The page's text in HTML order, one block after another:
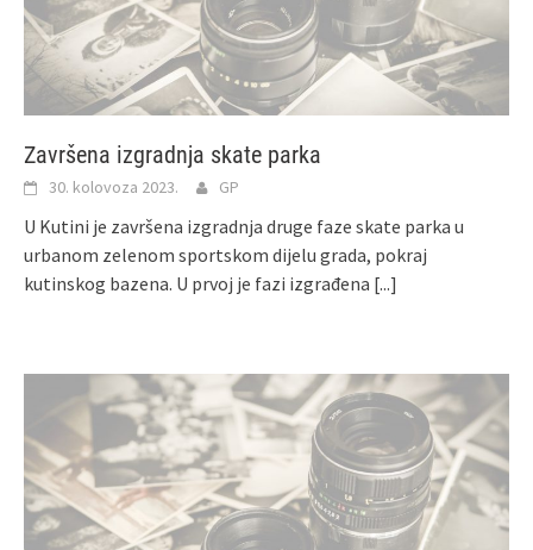
Završena izgradnja skate parka
30. kolovoza 2023. GP
U Kutini je završena izgradnja druge faze skate parka u
urbanom zelenom sportskom dijelu grada, pokraj
kutinskog bazena. U prvoj je fazi izgrađena [...]